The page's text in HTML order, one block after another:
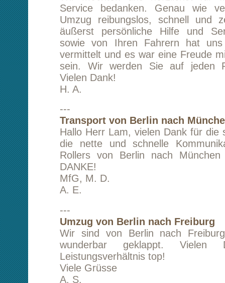
Transport von Frankfurt am Main nach
Lieber Herr Lam,
wir waren sehr zufrieden. Sie waren sehr
geduldig in der Terminfindung und sind uns
Hilfe beim Laden sehr entgegengekommen.
war der Transport von Frankfurt am Main
günstiger als bei ähnlichen
herzlichen Dank. Wir empfehlen sie jederzeit
D. K.
Transport von Stuttgart nach Berlin
Hallo Herr Lam,
es ist alles sehr gut gelaufen. Ich danke
Organisation.
Ich empfehle Sie weiter.
Mit freundlichen Grüßen
A. K.
Transport von Stuttgart nach Berlin
der Fahrer war sehr nett und hilfsbereit.
Gruß
E. W.
Umzug von London nach Berlin
Die Abwicklung und Durchführung des
waren mehr als zufriedenstellend.